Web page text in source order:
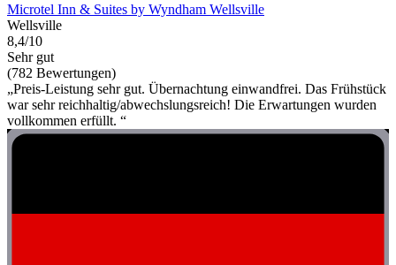
Microtel Inn & Suites by Wyndham Wellsville
Wellsville
8,4/10
Sehr gut
(782 Bewertungen)
„Preis-Leistung sehr gut. Übernachtung einwandfrei. Das Frühstück
war sehr reichhaltig/abwechslungsreich! Die Erwartungen wurden
vollkommen erfüllt. “